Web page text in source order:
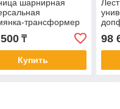
шарнирная
трансформер
Corda 085009
₸
Купить
98